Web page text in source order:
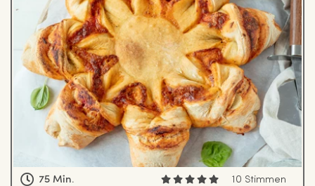
75 Min. 10 Stimmen